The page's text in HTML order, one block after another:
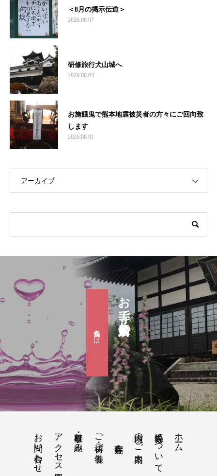
＜8月の掲示伝道＞
2026.08.07
研修旅行犬山城へ
2026.08.03
お施餓鬼で熊本地震被災者の方々にご回向致
します
2026.08.01
アーカイブ
お寺で婚活『滴水会』
滴水会とは
ホーム
松源寺について
境内のご案内
ご祈祷・ご供養
行事・取り組み
アクセス地図
お問い合わせ